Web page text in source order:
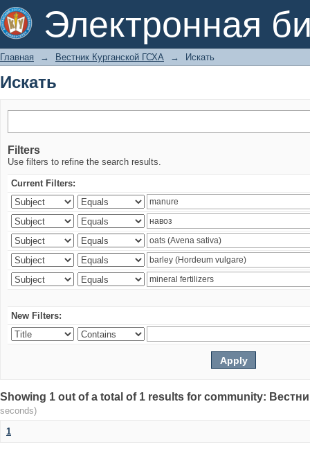
Электронная
Искать
Главная → Вестник Курганской ГСХА → Искать
Искать
Filters
Use filters to refine the search results.
Current Filters:
New Filters:
Showing 1 out of a total of 1 results for community:
seconds)
1